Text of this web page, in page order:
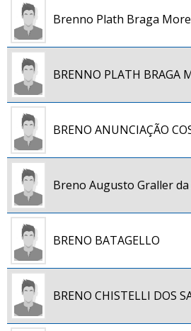
Brenno Plath Braga
BRENNO PLATH BRAGA
BRENO ANUNCIAÇÃO
Breno Augusto Graller da
BRENO BATAGELLO
BRENO CHISTELLI DOS